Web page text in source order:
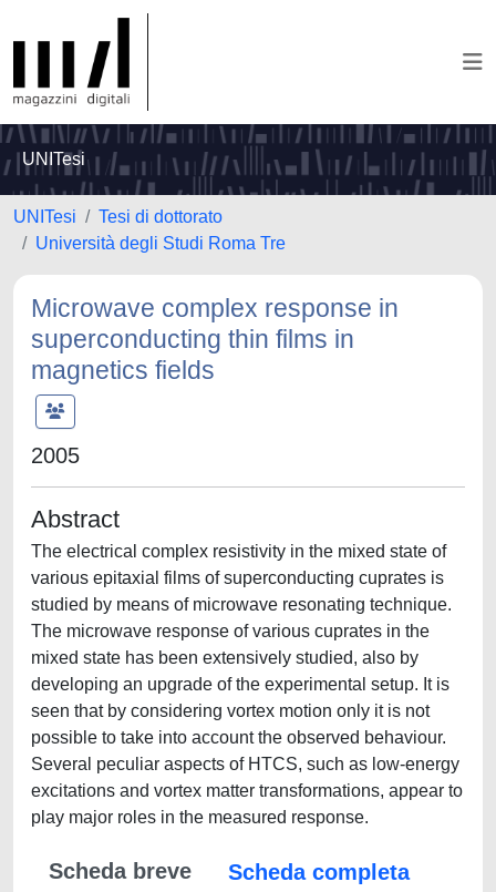
UNITesi
UNITesi
Tesi di dottorato
Università degli Studi Roma Tre
Microwave complex response in
superconducting thin films in
magnetics fields
2005
Abstract
The electrical complex resistivity in the mixed state of
various epitaxial films of superconducting cuprates is
studied by means of microwave resonating technique.
The microwave response of various cuprates in the
mixed state has been extensively studied, also by
developing an upgrade of the experimental setup. It is
seen that by considering vortex motion only it is not
possible to take into account the observed behaviour.
Several peculiar aspects of HTCS, such as low-energy
excitations and vortex matter transformations, appear to
play major roles in the measured response.
Scheda breve
Scheda completa